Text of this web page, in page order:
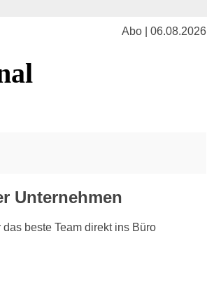
Abo | 06.08.2026
Unternehmen